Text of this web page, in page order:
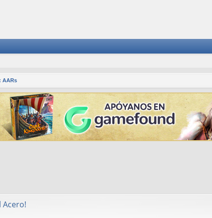
AARs
Acero!